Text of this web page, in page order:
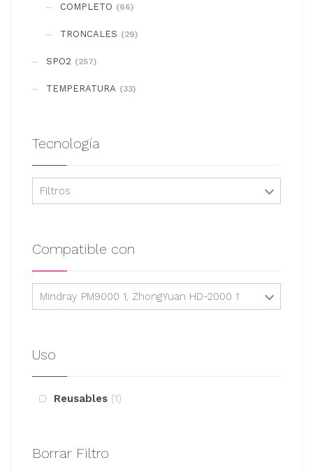
elegir
página
de
COMPLETO (66)
TRONCALES (29)
SPO2 (257)
TEMPERATURA (33)
Tecnología
Filtros
Compatible con
Mindray PM9000 1, ZhongYuan HD-2000 1
Uso
Reusables 1
Borrar Filtro